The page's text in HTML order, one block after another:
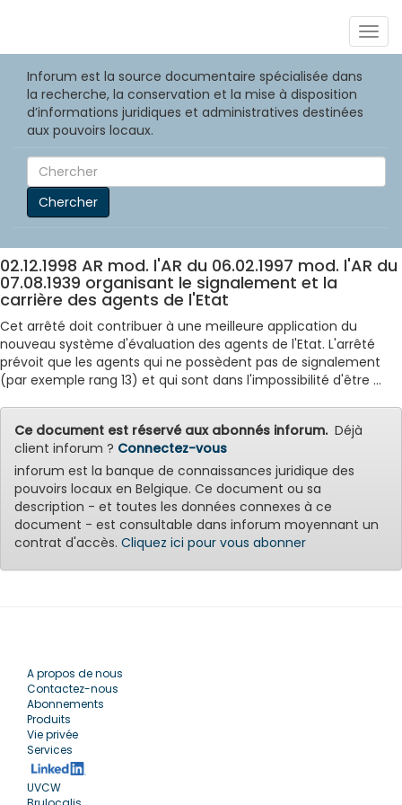
Inforum est la source documentaire spécialisée dans
la recherche, la conservation et la mise à disposition
d’informations juridiques et administratives destinées
aux pouvoirs locaux.
Chercher
02.12.1998 AR mod. l'AR du 06.02.1997 mod. l'AR du
07.08.1939 organisant le signalement et la
carrière des agents de l'Etat
Cet arrêté doit contribuer à une meilleure application du
nouveau système d'évaluation des agents de l'Etat. L'arrêté
prévoit que les agents qui ne possèdent pas de signalement
(par exemple rang 13) et qui sont dans l'impossibilité d'être ...
Ce document est réservé aux abonnés inforum.Déjà
client inforum ? Connectez-vous
inforum est la banque de connaissances juridique des
pouvoirs locaux en Belgique. Ce document ou sa
description - et toutes les données connexes à ce
document - est consultable dans inforum moyennant un
contrat d'accès. Cliquez ici pour vous abonner
A propos de nous
Contactez-nous
Abonnements
Produits
Vie privée
Services
UVCW